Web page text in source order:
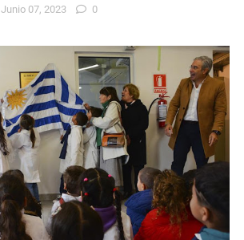
Junio 07, 2023 0